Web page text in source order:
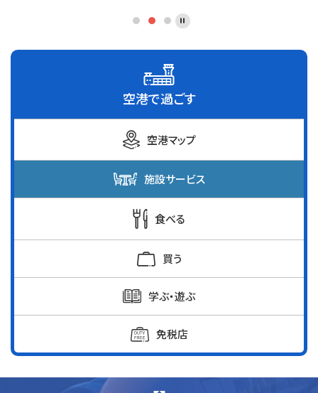
空港で過ごす
空港マップ
施設サービス
食べる
買う
学ぶ・遊ぶ
免税店